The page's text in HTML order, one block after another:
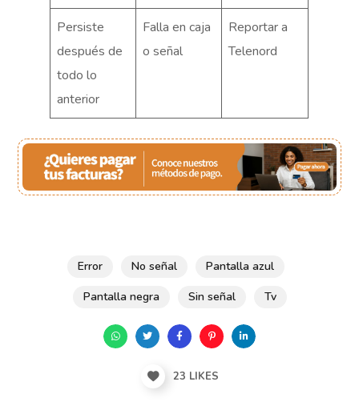
Persiste
después de
todo lo
anterior
Falla en caja
o señal
Reportar a
Telenord
Error No señal
Pantalla azul
Pantalla negra
Sin señal Tv
23 LIKES